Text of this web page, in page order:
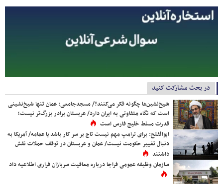
در بحث مشارکت کنید
شیخ‌نشین‌ها چگونه فکر می‌کنند؟/ مسجدجامعی: عمان تنها شیخ‌نشینی
است که نگاه متفاوتی به ایران دارد/ عربستان برادر بزرگ‌تر نیست؛
قدرت مسلط خلیج فارس است
ابوالفتح: برای ترامپ مهم نیست تاج بر سر کار باشد یا عمامه/ آمریکا به
دنبال تغییر حکومت نیست/ عمان و عربستان در توقف حملات نقش
داشتند
سازمان وظیفه عمومی فراجا درباره معافیت سربازان فراری اطلاعیه داد